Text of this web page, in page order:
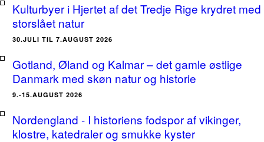
Kulturbyer i Hjertet af det Tredje Rige krydret med
storslået natur
30.JULI TIL 7.AUGUST 2026
Gotland, Øland og Kalmar – det gamle østlige
Danmark med skøn natur og historie
9.-15.AUGUST 2026
Nordengland - I historiens fodspor af vikinger,
klostre, katedraler og smukke kyster